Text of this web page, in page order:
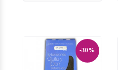
-30%